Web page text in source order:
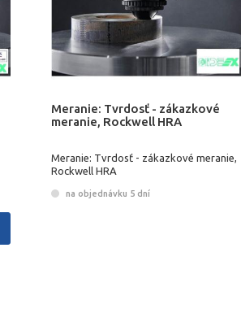
Meranie: Tvrdosť - zákazkové
meranie, Rockwell HRA
Meranie: Tvrdosť - zákazkové meranie,
Rockwell HRA
na objednávku 5 dní